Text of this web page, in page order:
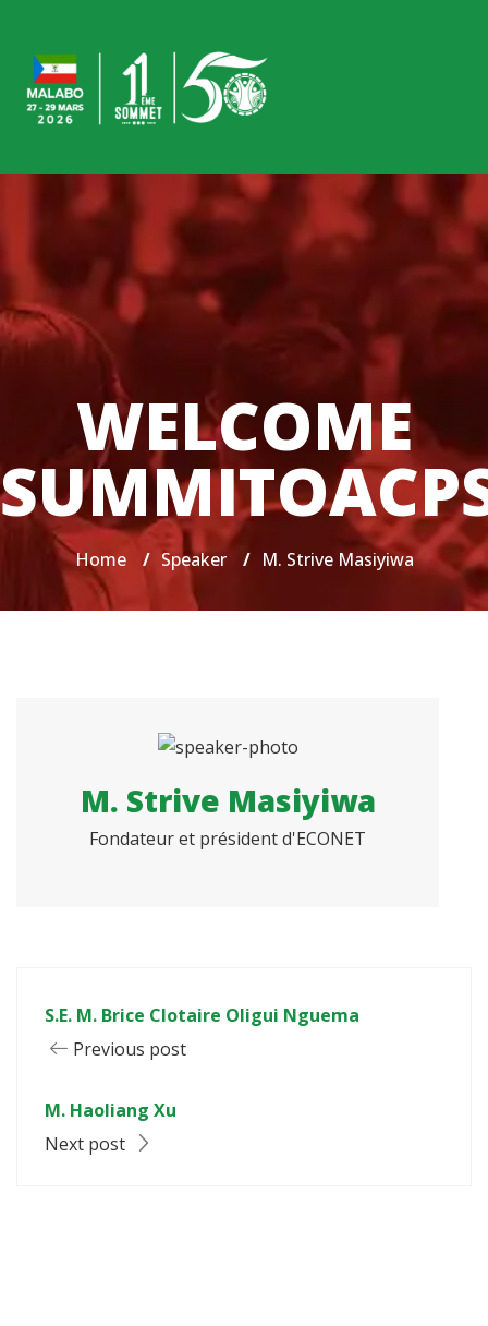
WELCOME
Home / Speaker / M. Strive Masiyiwa
M. Strive Masiyiwa
Fondateur et président d'ECONET
S.E. M. Brice Clotaire Oligui Nguema
Previous post
M. Haoliang Xu
Next post